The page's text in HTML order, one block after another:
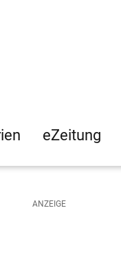
eZeitung